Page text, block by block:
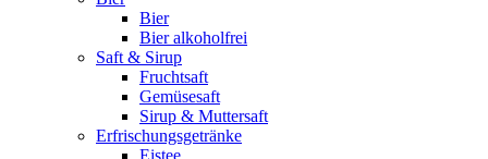
Bier
Bier alkoholfrei
Saft & Sirup
Fruchtsaft
Gemüsesaft
Sirup & Muttersaft
Erfrischungsgetränke
Eistee